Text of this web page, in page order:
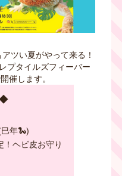
ツい夏がやって来る！
プタイルズフィーバー
催します。
年🐍)
！ヘビ皮お守り